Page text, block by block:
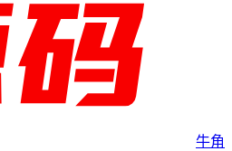
牛角